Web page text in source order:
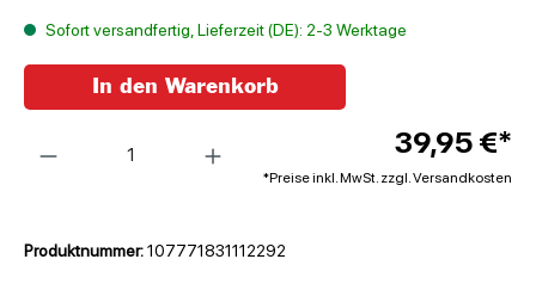
Sofort versandfertig, Lieferzeit (DE): 2-3 Werktage
39,95 €*
*Preise inkl. MwSt. zzgl. Versandkosten
In den Warenkorb
Produktnummer:107771831112292